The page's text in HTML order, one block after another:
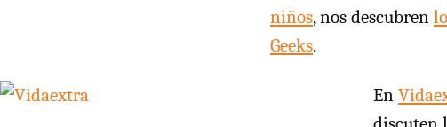
niños, nos descubren
Geeks.
En